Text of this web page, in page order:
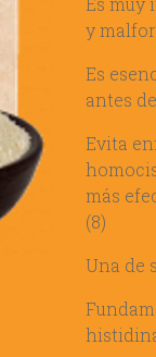
y
Es
antes
Evita
más
(8)
Una de